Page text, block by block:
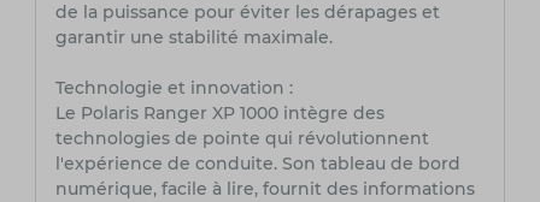
de la puissance pour éviter les dérapages et
garantir une stabilité maximale.
Technologie et innovation :
Le Polaris Ranger XP 1000 intègre des
technologies de pointe qui révolutionnent
l'expérience de conduite. Son tableau de bord
numérique, facile à lire, fournit des informations